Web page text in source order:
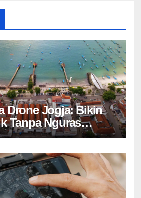
Drone Jogja: Bikin
Tanpa Nguras